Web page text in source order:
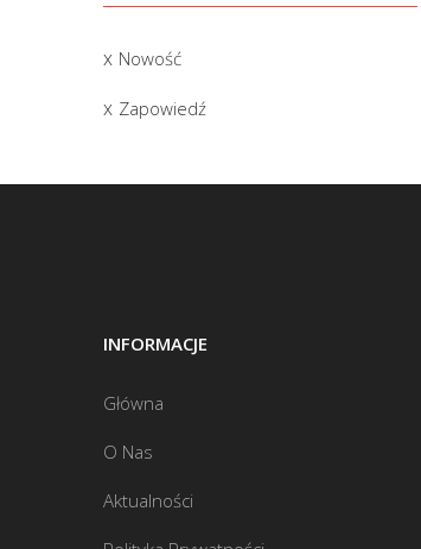
Nowość
Zapowiedź
INFORMACJE
Główna
O Nas
Aktualności